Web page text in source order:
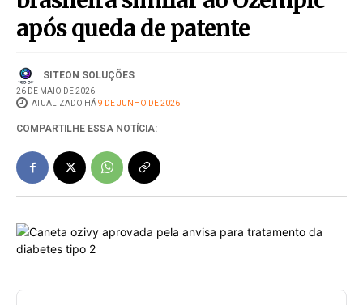
após queda de patente
SITEON SOLUÇÕES
26 DE MAIO DE 2026
ATUALIZADO HÁ9 DE JUNHO DE 2026
COMPARTILHE ESSA NOTÍCIA: